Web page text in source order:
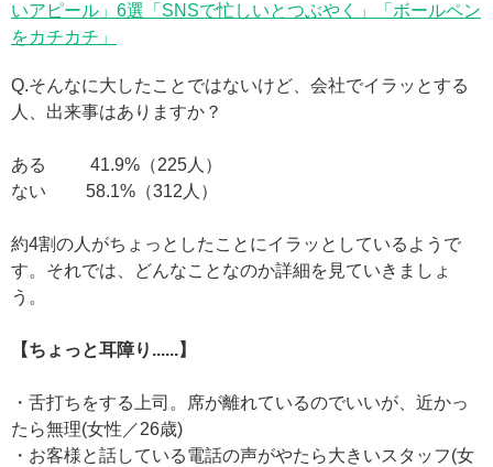
いアピール」6選「SNSで忙しいとつぶやく」「ボールペン
をカチカチ」
Q.そんなに大したことではないけど、会社でイラッとする
人、出来事はありますか？
ある 41.9%（225人）
ない 58.1%（312人）
約4割の人がちょっとしたことにイラッとしているようで
す。それでは、どんなことなのか詳細を見ていきましょ
う。
【ちょっと耳障り......】
・舌打ちをする上司。席が離れているのでいいが、近かっ
たら無理(女性／26歳)
・お客様と話している電話の声がやたら大きいスタッフ(女